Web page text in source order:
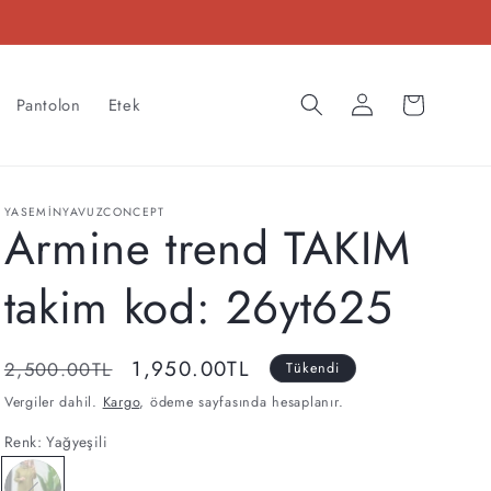
Pantolon Etek
Oturum
Sepet
YASEMINYAVUZCONCEPT
Armine trend TAKIM
takim kod: 26yt625
Normal
fiyat
2,500.00TL
İndirimli
fiyat
1,950.00TL
Tükendi
Vergiler dahil. Kargo, ödeme sayfasında hesaplanır.
Renk:Yağyeşili
Yağyeşili
Varyasyon